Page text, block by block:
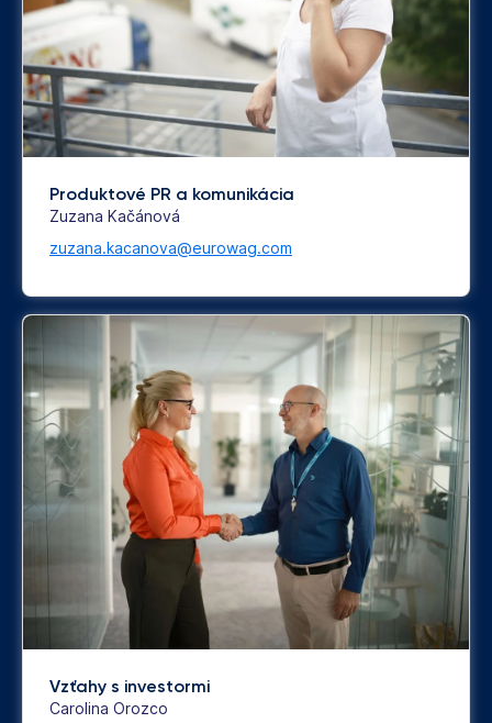
Produktové PR a komunikácia
Zuzana Kačánová
zuzana.kacanova@eurowag.com
Vzťahy s investormi
Carolina Orozco